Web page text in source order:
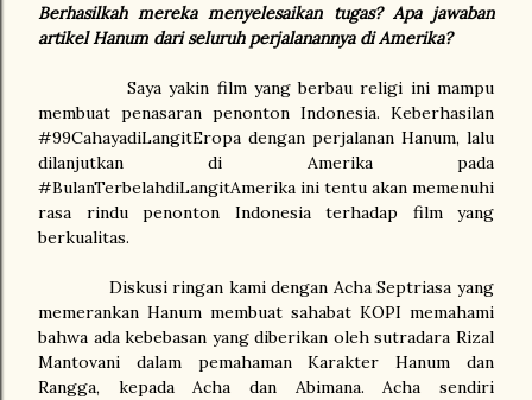
Berhasilkah mereka menyelesaikan tugas? Apa jawaban
artikel Hanum dari seluruh perjalanannya di Amerika?
Saya yakin film yang berbau religi ini mampu
membuat penasaran penonton Indonesia. Keberhasilan
#99CahayadiLangitEropa dengan perjalanan Hanum, lalu
dilanjutkan di Amerika pada
#BulanTerbelahdiLangitAmerika ini tentu akan memenuhi
rasa rindu penonton Indonesia terhadap film yang
berkualitas.
Diskusi ringan kami dengan Acha Septriasa yang
memerankan Hanum membuat sahabat KOPI memahami
bahwa ada kebebasan yang diberikan oleh sutradara Rizal
Mantovani dalam pemahaman Karakter Hanum dan
Rangga, kepada Acha dan Abimana. Acha sendiri